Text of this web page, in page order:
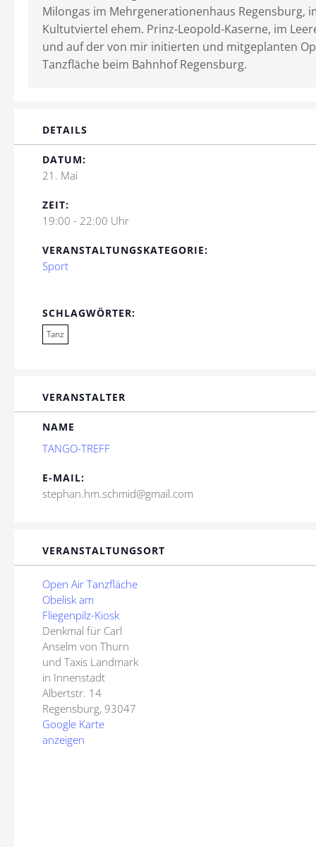
Milongas im Mehrgenerationenhaus Regensburg,
Kultutviertel ehem. Prinz-Leopold-Kaserne, im
und auf der von mir initierten und mitgeplanten
Tanzfläche beim Bahnhof Regensburg.
DETAILS
DATUM:
21. Mai
ZEIT:
19:00 - 22:00 Uhr
VERANSTALTUNGSKATEGORIE:
Sport
SCHLAGWÖRTER:
Tanz
VERANSTALTER
NAME
TANGO-TREFF
E-MAIL:
stephan.hm.schmid@gmail.com
VERANSTALTUNGSORT
Open Air Tanzfläche
Obelisk am
Fliegenpilz-Kiosk
Denkmal für Carl
Anselm von Thurn
und Taxis Landmark
in Innenstadt
Albertstr. 14
Regensburg, 93047
Google Karte
anzeigen